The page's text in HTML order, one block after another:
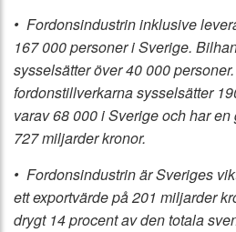
• Fordonsindustrin inklusive
167 000 personer i Sverige.
sysselsätter över 40 000
fordonstillverkarna sysselsätter
varav 68 000 i Sverige och har
727 miljarder kronor.
• Fordonsindustrin är Sveriges
ett exportvärde på 201 miljarder
drygt 14 procent av den totala